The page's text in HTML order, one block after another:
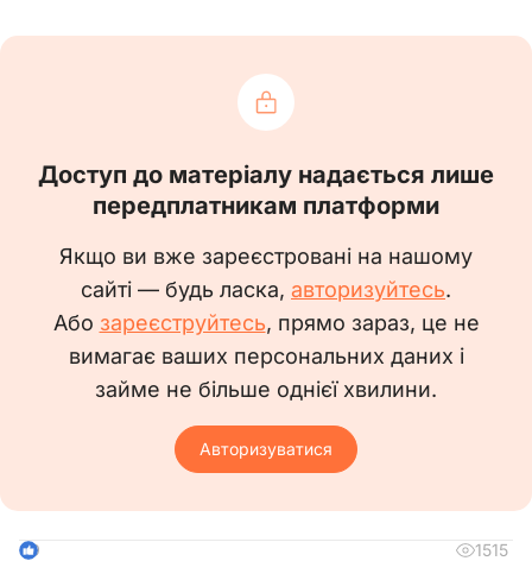
Про відсутність транспортних
Повідомляємо, що у власності ТОВ
«_________» відсутні транспортні засоби як за
попередні звітні періоди, так і станом на
поточну дату.
Підприємство не має на балансі
техніки чи інших транспортних засобів, які
підлягають військовому обліку або можуть
бути залучені для потреб оборони.
У разі виникнення змін щодо наявності
транспортних засобів, підприємство
зобов’язується своєчасно повідомити
відповідні органи у встановленому
законодавством порядку.
запитом.
Доступ до матеріалу надається лише
передплатникам платформи
Якщо ви вже зареєстровані на нашому
сайті — будь ласка, авторизуйтесь.
Або зареєструйтесь, прямо зараз, це не
вимагає ваших персональних даних і
займе не більше однієї хвилини.
Авторизуватися
9
1515